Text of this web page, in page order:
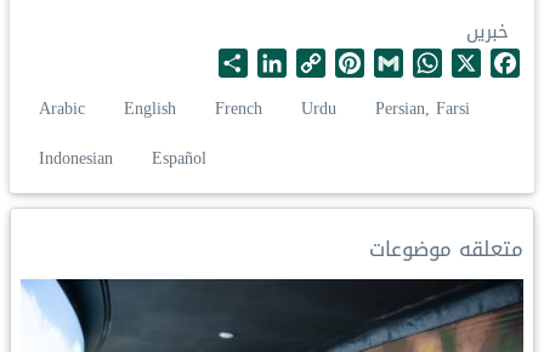
خبریں
F
o
o
k
X
W
h
a
A
p
p
G
P
n
r
C
i
L
i
n
d
h
a
Arabic English French Urdu
Persian, Farsi
Indonesian
Español
متعلقه موضوعات